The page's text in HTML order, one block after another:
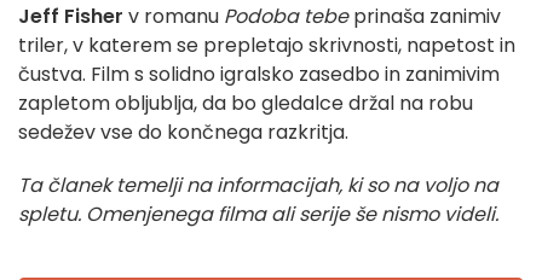
Jeff Fisher v romanu Podoba tebeprinaša zanimiv
triler, v katerem se prepletajo skrivnosti, napetost in
čustva. Film s solidno igralsko zasedbo in zanimivim
zapletom obljublja, da bo gledalce držal na robu
sedežev vse do končnega razkritja.
Ta članek temelji na informacijah, ki so na voljo na
spletu. Omenjenega filma ali serije še nismo videli.